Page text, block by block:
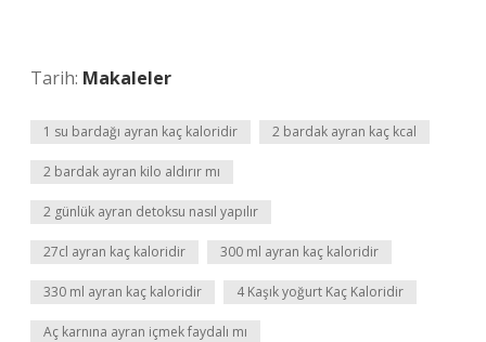
Tarih: Makaleler
1 su bardağı ayran kaç kaloridir 2 bardak ayran kaç kcal
2 bardak ayran kilo aldırır mı
2 günlük ayran detoksu nasıl yapılır
27cl ayran kaç kaloridir 300 ml ayran kaç kaloridir
330 ml ayran kaç kaloridir 4 Kaşık yoğurt Kaç Kaloridir
Aç karnına ayran içmek faydalı mı